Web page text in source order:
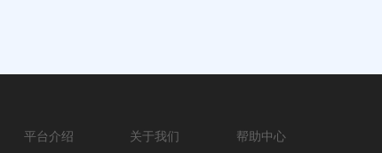
平台介绍 关于我们 帮助中心